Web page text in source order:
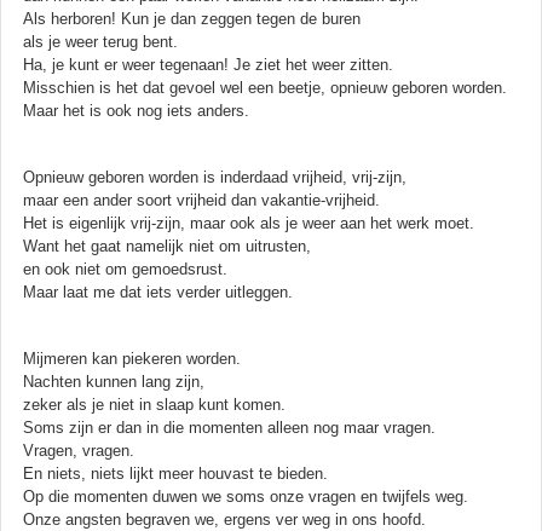
Als herboren! Kun je dan zeggen tegen de buren
als je weer terug bent.
Ha, je kunt er weer tegenaan! Je ziet het weer zitten.
Misschien is het dat gevoel wel een beetje, opnieuw geboren worden.
Maar het is ook nog iets anders.
Opnieuw geboren worden is inderdaad vrijheid, vrij-zijn,
maar een ander soort vrijheid dan vakantie-vrijheid.
Het is eigenlijk vrij-zijn, maar ook als je weer aan het werk moet.
Want het gaat namelijk niet om uitrusten,
en ook niet om gemoedsrust.
Maar laat me dat iets verder uitleggen.
Mijmeren kan piekeren worden.
Nachten kunnen lang zijn,
zeker als je niet in slaap kunt komen.
Soms zijn er dan in die momenten alleen nog maar vragen.
Vragen, vragen.
En niets, niets lijkt meer houvast te bieden.
Op die momenten duwen we soms onze vragen en twijfels weg.
Onze angsten begraven we, ergens ver weg in ons hoofd.